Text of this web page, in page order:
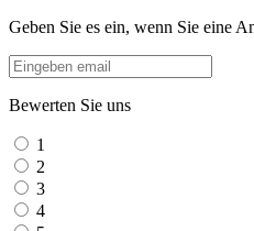
Geben Sie es ein, wenn Sie eine
Bewerten Sie uns
1
2
3
4